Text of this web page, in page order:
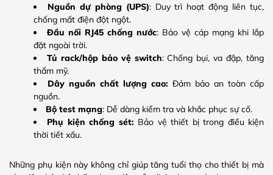
Nguồn dự phòng (UPS): Duy trì hoạt động liên tục,
chống mất điện đột ngột.
Đầu nối RJ45 chống nước: Bảo vệ cáp mạng khi lắp
đặt ngoài trời.
Tủ rack/hộp bảo vệ switch: Chống bụi, va đập, tăng
thẩm mỹ.
Dây nguồn chất lượng cao: Đảm bảo an toàn cấp
nguồn.
Bộ test mạng: Dễ dàng kiểm tra và khắc phục sự cố.
Phụ kiện chống sét: Bảo vệ thiết bị trong điều kiện
thời tiết xấu.
Những phụ kiện này không chỉ giúp tăng tuổi thọ cho thiết bị mà